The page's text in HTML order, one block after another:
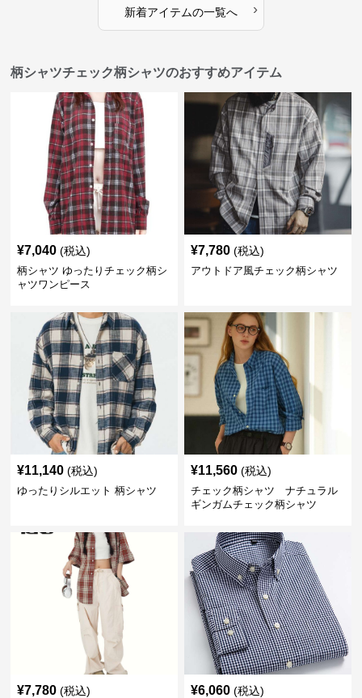
新着アイテムの一覧へ ›
柄シャツチェック柄シャツのおすすめアイテム
¥7,040 (税込)
柄シャツ ゆったりチェック柄シ
ャツワンピース
¥7,780 (税込)
アウトドア風チェック柄シャツ
¥11,140 (税込)
ゆったりシルエット 柄シャツ
¥11,560 (税込)
チェック柄シャツ ナチュラル
ギンガムチェック柄シャツ
¥7,780 (税込) ¥6,060 (税込)